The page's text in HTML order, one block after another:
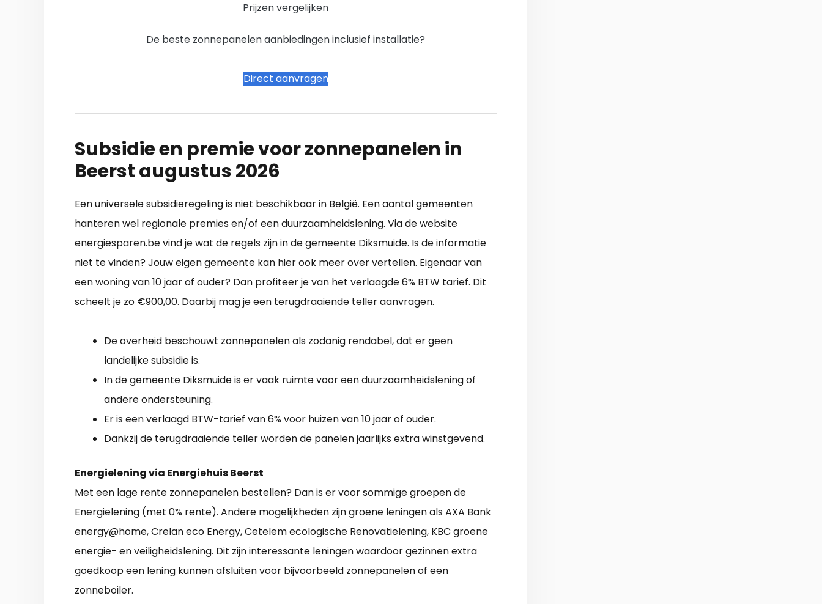
Prijzen vergelijken
De beste zonnepanelen aanbiedingen inclusief installatie?
Direct aanvragen
Subsidie en premie voor zonnepanelen in
Beerst augustus 2026
Een universele subsidieregeling is niet beschikbaar in België. Een aantal gemeenten
hanteren wel regionale premies en/of een duurzaamheidslening. Via de website
energiesparen.be vind je wat de regels zijn in de gemeente Diksmuide. Is de informatie
niet te vinden? Jouw eigen gemeente kan hier ook meer over vertellen. Eigenaar van
een woning van 10 jaar of ouder? Dan profiteer je van het verlaagde 6% BTW tarief. Dit
scheelt je zo €900,00. Daarbij mag je een terugdraaiende teller aanvragen.
De overheid beschouwt zonnepanelen als zodanig rendabel, dat er geen
landelijke subsidie is.
In de gemeente Diksmuide is er vaak ruimte voor een duurzaamheidslening of
andere ondersteuning.
Er is een verlaagd BTW-tarief van 6% voor huizen van 10 jaar of ouder.
Dankzij de terugdraaiende teller worden de panelen jaarlijks extra winstgevend.
Energielening via Energiehuis Beerst
Met een lage rente zonnepanelen bestellen? Dan is er voor sommige groepen de
Energielening (met 0% rente). Andere mogelijkheden zijn groene leningen als AXA Bank
energy@home, Crelan eco Energy, Cetelem ecologische Renovatielening, KBC groene
energie- en veiligheidslening. Dit zijn interessante leningen waardoor gezinnen extra
goedkoop een lening kunnen afsluiten voor bijvoorbeeld zonnepanelen of een
zonneboiler.